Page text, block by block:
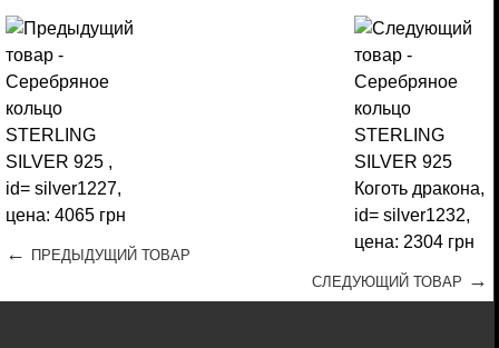
←
ПРЕДЫДУЩИЙ ТОВАР
СЛЕДУЮЩИЙ ТОВАР →